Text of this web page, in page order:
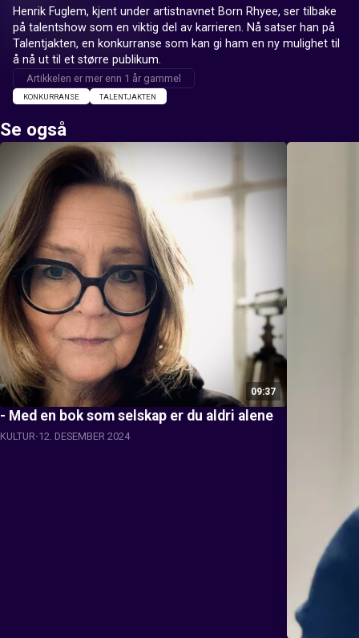
Henrik Fuglem, kjent under artistnavnet Born Rhyee, ser tilbake
på talentshow som en viktig del av karrieren. Nå satser han på
Talentjakten, en konkurranse som kan gi ham en ny mulighet til
å nå ut til et større publikum.
Artikkelen er mer enn 1 år gammel
KONKURRANSE TALENTJAKTEN
Se også
09:37
- Med en bok som selskap er du aldri alene
KULTUR 12. DESEMBER 2024